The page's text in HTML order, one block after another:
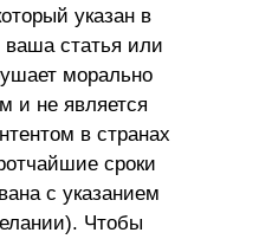
указан в
ваша статья или
морально
и не является
в странах
сроки
с указанием
Чтобы